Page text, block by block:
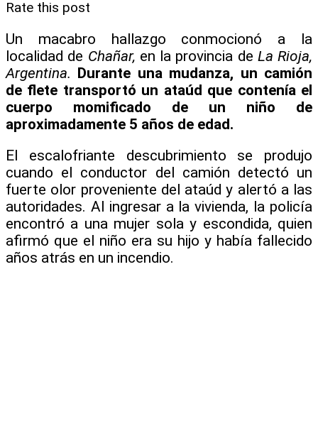
Rate this post
Un macabro hallazgo conmocionó a la
localidad de Chañar, en la provincia de La Rioja,
Argentina. Durante una mudanza, un camión
de flete transportó un ataúd que contenía el
cuerpo momificado de un niño de
aproximadamente 5 años de edad.
El escalofriante descubrimiento se produjo
cuando el conductor del camión detectó un
fuerte olor proveniente del ataúd y alertó a las
autoridades. Al ingresar a la vivienda, la policía
encontró a una mujer sola y escondida, quien
afirmó que el niño era su hijo y había fallecido
años atrás en un incendio.